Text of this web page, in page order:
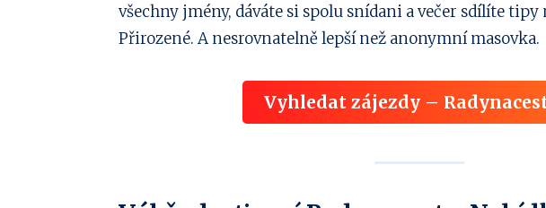
všechny jmény, dáváte si spolu snídani a večer sdílíte tipy
Přirozené. A nesrovnatelně lepší než anonymní masovka.
Vyhledat zájezdy –